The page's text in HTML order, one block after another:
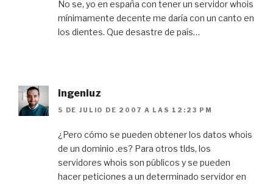
No se, yo en españa con tener un servidor whois
mínimamente decente me daría con un canto en
los dientes. Que desastre de país…
ingeniuz
5 DE JULIO DE 2007 A LAS 12:23 PM
¿Pero cómo se pueden obtener los datos whois
de un dominio .es? Para otros tlds, los
servidores whois son públicos y se pueden
hacer peticiones a un determinado servidor en